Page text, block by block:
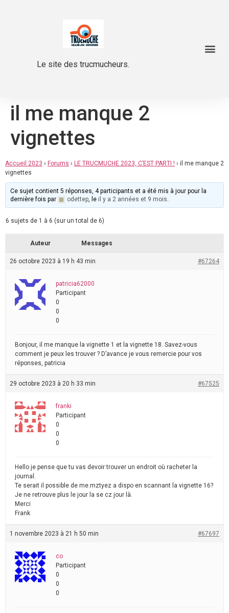
Le site des trucmucheurs.
il me manque 2
vignettes
Accueil 2023 › Forums › LE TRUCMUCHE 2023, C’EST PARTI ! › il me manque 2
vignettes
Ce sujet contient 5 réponses, 4 participants et a été mis à jour pour la
dernière fois par
odettep, le il y a 2 années et 9 mois.
6 sujets de 1 à 6 (sur un total de 6)
Auteur Messages
26 octobre 2023 à 19 h 43 min #67264
patricia62000
Participant
0
0
0
Bonjour, il me manque la vignette 1 et la vignette 18. Savez-vous
comment je peux les trouver ? D’avance je vous remercie pour vos
réponses, patricia
29 octobre 2023 à 20 h 33 min #67525
franki
Participant
0
0
0
Hello je pense que tu vas devoir trouver un endroit où racheter la
journal.
Te serait il possible de me.mztyez a dispo en scannant la vignette 16?
Je ne retrouve plus le jour la se cz jour là.
Merci
Frank
1 novembre 2023 à 21 h 50 min #67697
co
Participant
0
0
0